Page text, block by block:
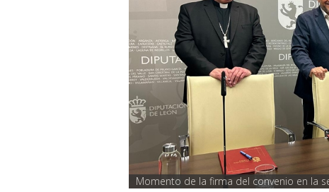
Momento de la firma del convenio en la